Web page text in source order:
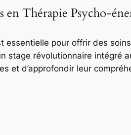
en Thérapie Psycho-
essentielle pour offrir des
stage révolutionnaire intégré
et d’approfondir leur